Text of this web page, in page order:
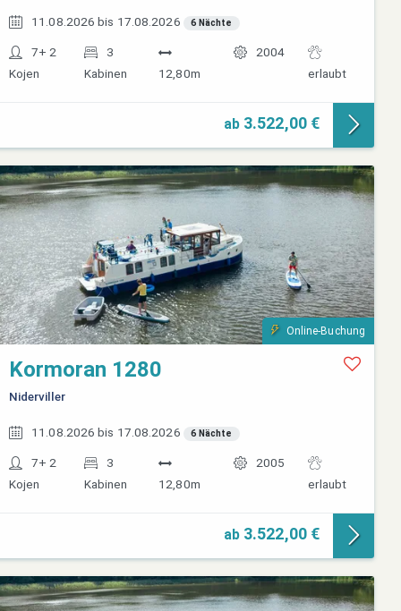
11.08.2026 bis 17.08.2026 6 Nächte
7+ 2
Kojen
3
Kabinen
12,80m
2004
erlaubt
ab 3.522,00 €
Online-Buchung
Kormoran 1280
Niderviller
11.08.2026 bis 17.08.2026 6 Nächte
7+ 2
Kojen
3
Kabinen
12,80m
2005
erlaubt
ab 3.522,00 €